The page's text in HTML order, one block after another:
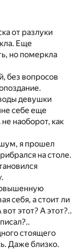
от разлуки
Еще
но померкла
без вопросов
девушки
себе еще
наоборот, как
я прошел
на столе.
себя, а стоит ли
этот? А этот?..
стоящего
Даже близко.